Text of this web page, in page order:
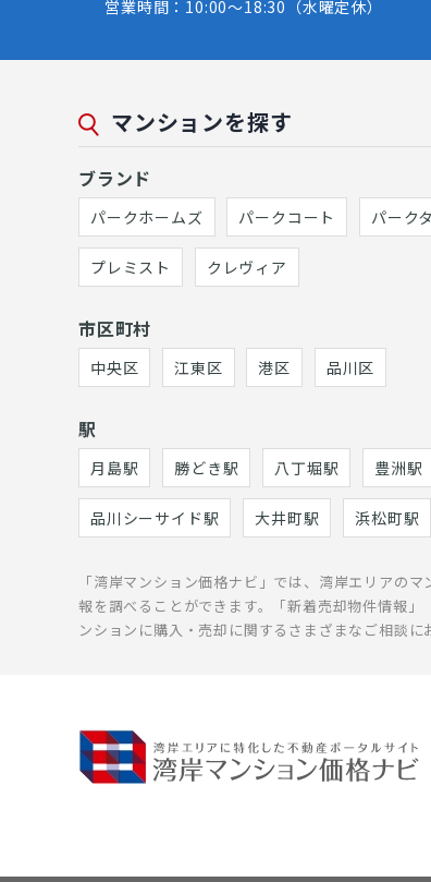
営業時間：10:00～18:30（水曜定休）
マンションを探す
ブランド
パークホームズ パークコート パーク
プレミスト クレヴィア
市区町村
中央区 江東区 港区 品川区
駅
月島駅 勝どき駅 八丁堀駅 豊洲駅
品川シーサイド駅 大井町駅 浜松町駅
「湾岸マンション価格ナビ」では、湾岸エリアの
報を調べることができます。「新着売却物件情報
ンションに購入・売却に関するさまざまなご相談に